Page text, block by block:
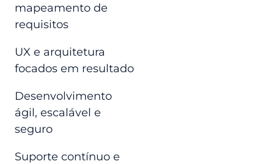
mapeamento de
requisitos
UX e arquitetura
focados em resultado
Desenvolvimento
ágil, escalável e
seguro
Suporte contínuo e